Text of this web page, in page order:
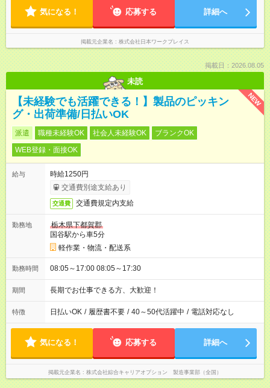
気になる！ 応募する 詳細へ
掲載元企業名 株式会社日本ワークプレイス
掲載日：2026.08.05
未読
NEW
【未経験でも活躍できる！】製品のピッキン
グ・出荷準備/日払いOK
派遣 職種未経験OK 社会人未経験OK
ブランクOK
WEB登録・面接OK
給与
時給1250円
交通費別途支給あり
交通費 交通費規定内支給
勤務地
栃木県下都賀郡
国谷駅から車5分
軽作業・物流・配送系
勤務時間 08:05～17:00 08:05～17:30
期間 長期でお仕事できる方、大歓迎！
特徴 日払いOK / 履歴書不要 / 40～50代活躍中 / 電話対応なし
気になる！ 応募する 詳細へ
掲載元企業名 株式会社綜合キャリアオプション 製造事業部（全国）